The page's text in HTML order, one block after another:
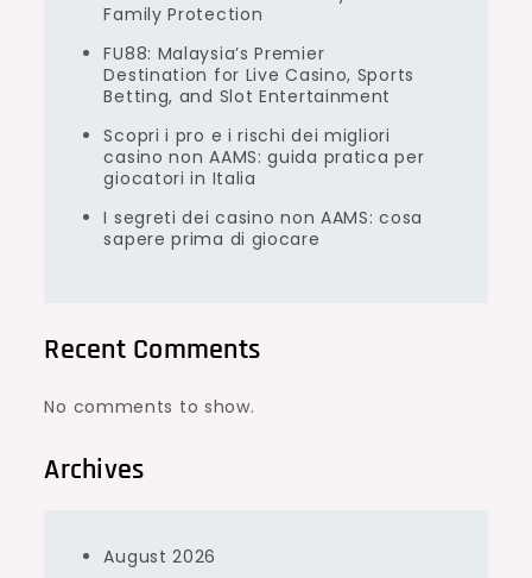
Family Protection
FU88: Malaysia’s Premier
Destination for Live Casino, Sports
Betting, and Slot Entertainment
Scopri i pro e i rischi dei migliori
casino non AAMS: guida pratica per
giocatori in Italia
I segreti dei casino non AAMS: cosa
sapere prima di giocare
Recent Comments
No comments to show.
Archives
August 2026